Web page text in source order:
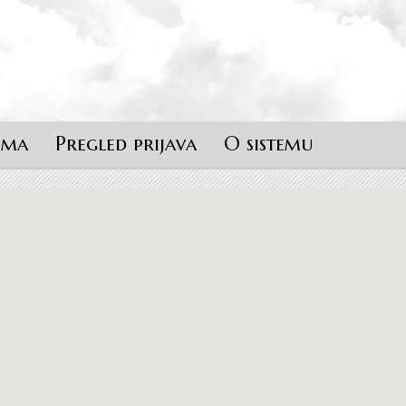
Pregled prijava O sistemu